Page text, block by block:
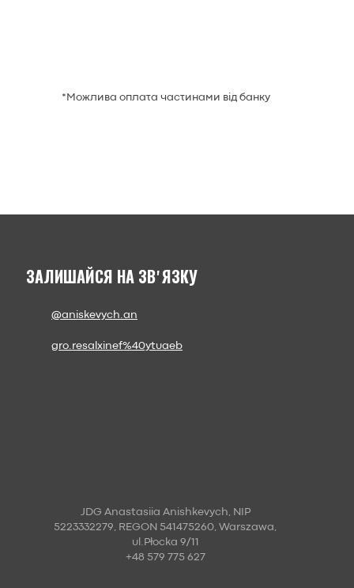
*Можлива оплата частинами від банку
ЗАЛИШАЙСЯ НА ЗВʼЯЗКУ
gro.resalxinef%40ytuaeb
@aniskevych.an
JDG Anastasiia Anishkevych, NIP
5223332279, REGON 541475260, Warszawa,
ul.Płocka 9/11
+48 579 775 627